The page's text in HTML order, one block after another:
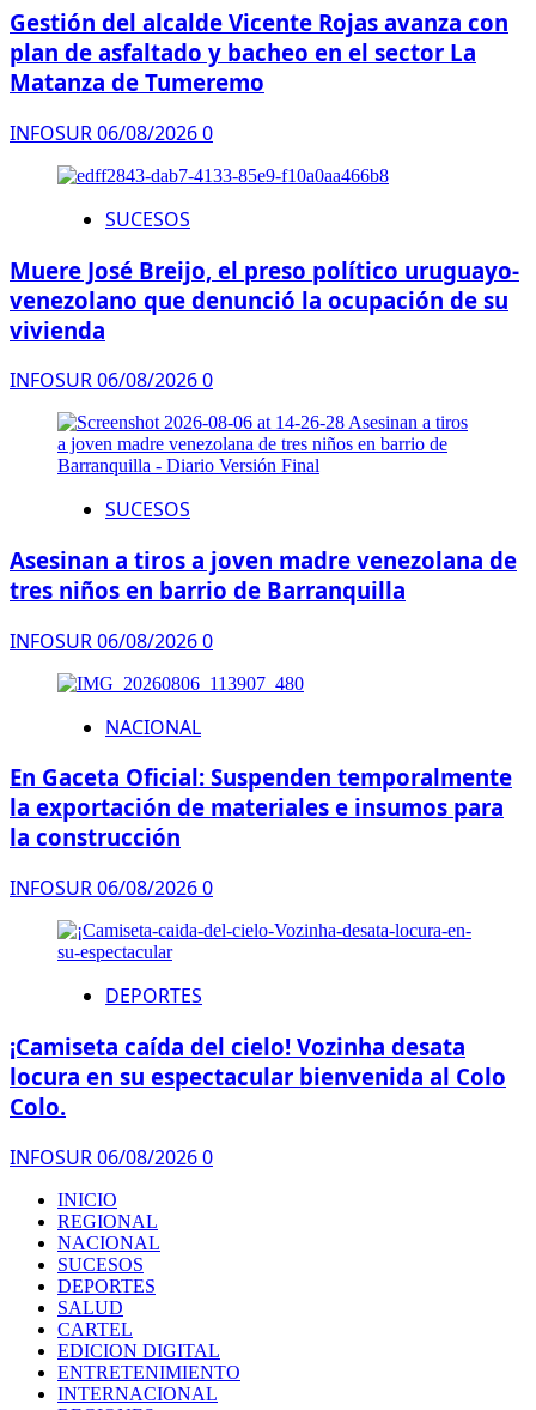
Gestión del alcalde Vicente Rojas avanza con
plan de asfaltado y bacheo en el sector La
Matanza de Tumeremo
INFOSUR06/08/20260
SUCESOS
Muere José Breijo, el preso político uruguayo-
venezolano que denunció la ocupación de su
vivienda
INFOSUR06/08/20260
SUCESOS
Asesinan a tiros a joven madre venezolana de
tres niños en barrio de Barranquilla
INFOSUR06/08/20260
NACIONAL
En Gaceta Oficial: Suspenden temporalmente
la exportación de materiales e insumos para
la construcción
INFOSUR06/08/20260
DEPORTES
¡Camiseta caída del cielo! Vozinha desata
locura en su espectacular bienvenida al Colo
Colo.
INFOSUR06/08/20260
INICIO
REGIONAL
NACIONAL
SUCESOS
DEPORTES
SALUD
CARTEL
EDICION DIGITAL
ENTRETENIMIENTO
INTERNACIONAL